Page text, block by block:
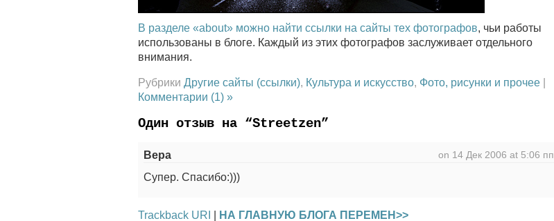
В разделе «about» можно найти ссылки на сайты тех фотографов, чьи работы
использованы в блоге. Каждый из этих фотографов заслуживает отдельного
внимания.
Рубрики Другие сайты (ссылки), Культура и искусство, Фото, рисунки и прочее
Комментарии (1) »
Один отзыв на “Streetzen”
on 14 Дек 2006 at 5:06 пп
Вера
Супер. Спасибо:)))
Trackback URI НА ГЛАВНУЮ БЛОГА ПЕРЕМЕН>>